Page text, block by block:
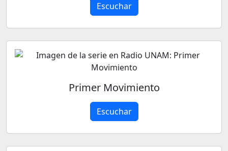
Escuchar
Primer Movimiento
Escuchar